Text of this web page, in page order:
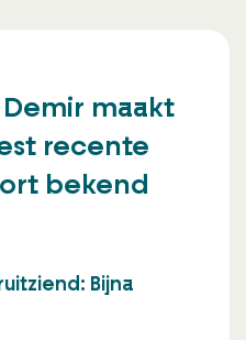
maakt
recente
bekend
Bijna